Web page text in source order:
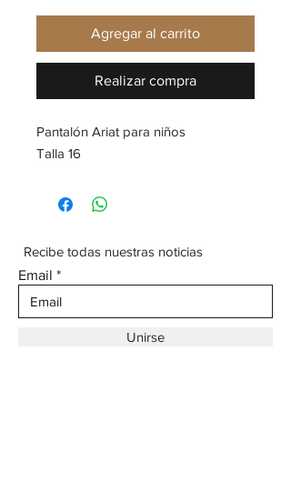
Agregar al carrito
Realizar compra
Pantalón Ariat para niños
Talla 16
Recibe todas nuestras noticias
Email
Unirse